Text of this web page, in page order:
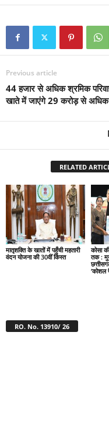
Previous article
44 हजार से अधिक श्रमिक
खाते में जाएंगे 29 करोड़ से अधिक
RELATED
मातृशक्ति के खातों में पहुँची महतारी
वंदन योजना की 30वीं किस्त
कोसा
तक :
‘कोशल
RO. No. 13910/ 26